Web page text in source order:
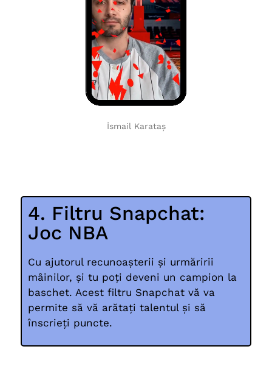
İsmail Karataș
4. Filtru Snapchat:
Joc NBA
Cu ajutorul recunoașterii și urmăririi
mâinilor, și tu poți deveni un campion la
baschet. Acest filtru Snapchat vă va
permite să vă arătați talentul și să
înscrieți puncte.